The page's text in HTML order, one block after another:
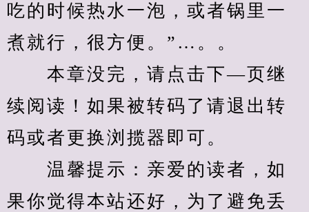
吃的时候热水一泡，或者锅里一
煮就行，很方便。”…。。
本章没完，请点击下—页继
续阅读！如果被转码了请退出转
码或者更换浏揽器即可。
温馨提示：亲爱的读者，如
果你觉得本站还好，为了避免丢